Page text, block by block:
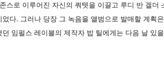
스로 이루어진 자신의 쿼텟을 이끌고 루디 반 겔더
다. 그러나 당장 그 녹음을 앨범으로 발매할 계획
임펄스 레이블의 제작자 밥 틸에게는 다음 날 있